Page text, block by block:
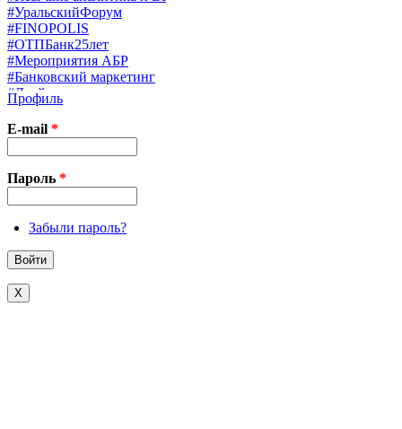
#УральскийФорум
#FINOPOLIS
#ОТПБанк25лет
#Мероприятия АБР
#Банковский маркетинг
#Драйверы страхования
#Финконгресс ЦБ
#PB&WM
#UX/CX
#Экосистемы
X
Профиль
E-mail *
Пароль *
Забыли пароль?
X